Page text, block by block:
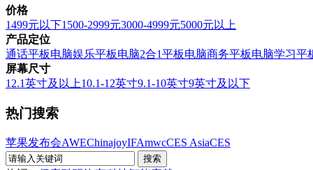
价格
1499元以下1500-2999元3000-4999元5000元以上
产品定位
通话平板电脑娱乐平板电脑2合1平板电脑商务平板电脑学习平
屏幕尺寸
12.1英寸及以上10.1-12英寸9.1-10英寸9英寸及以下
热门搜索
苹果发布会AWEChinajoyIFAmwcCES AsiaCES